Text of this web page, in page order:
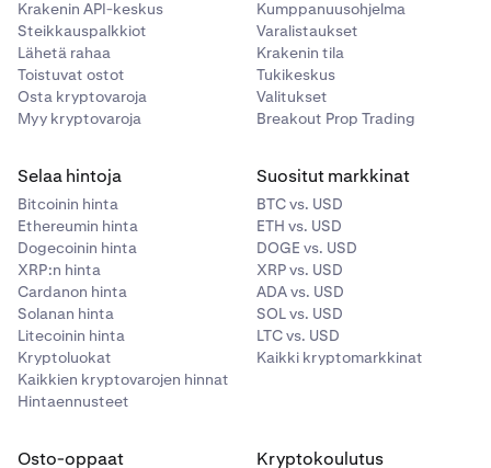
sisällä viimeksi havaitusta indeksihinnasta.
Esimerkki:
Ostotarjouksia ei voi tehdä yli 4 %
korkeammalle, ja myyntitarjouksia ei voi tehdä
yli 4 % matalammalle kuin viimeksi havaittu
Virheenkäsittely:
Tämän alueen ulkopuolelle
jäävät tilaukset hylätään virheilmoituksella
(OUTSIDE_PRICE_COLLAR).
Saumaton kaupankäyntikokemus
FX Perps on integroitu alustallemme samalla
intuitiivisella suunnittelulla kuin kryptoperpetuaalimme.
Markkinoiden sulkemisen aikaisia erityissääntöjä lukuun
ottamatta FX Perps toimii aivan kuten jo tuntemasi
tuotteet.
Krakenin API-keskus
Steikkauspalkkiot
Lähetä rahaa
Toistuvat ostot
Osta kryptovaroja
Myy kryptovaroja
Kumppanuusohjelma
Varalistaukset
Krakenin tila
Tukikeskus
Valitukset
Breakout Prop Trading
Selaa hintoja
Bitcoinin hinta
Ethereumin hinta
Dogecoinin hinta
XRP:n hinta
Cardanon hinta
Solanan hinta
Litecoinin hinta
Kryptoluokat
Kaikkien kryptovarojen hinnat
Hintaennusteet
Suositut markkinat
BTC vs. USD
ETH vs. USD
DOGE vs. USD
XRP vs. USD
ADA vs. USD
SOL vs. USD
LTC vs. USD
Kaikki kryptomarkkinat
Osto-oppaat Kryptokoulutus